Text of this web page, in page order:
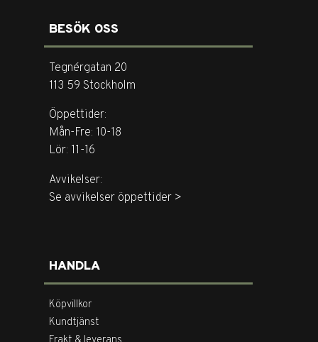
BESÖK OSS
Tegnérgatan 20
113 59 Stockholm
Öppettider:
Mån-Fre: 10-18
Lör: 11-16
Avvikelser:
Se avvikelser öppettider >
HANDLA
Köpvillkor
Kundtjänst